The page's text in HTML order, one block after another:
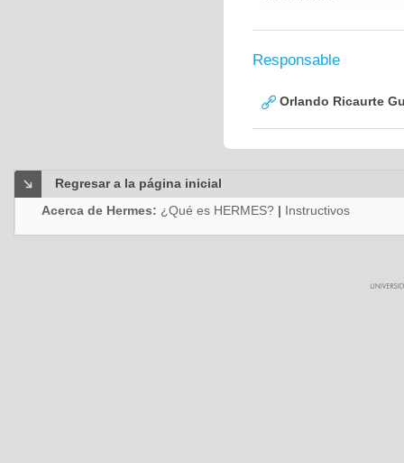
Responsable
Orlando Ricaurte
Regresar a la página inicial
Acerca de Hermes: ¿Qué es HERMES? | Instructivos